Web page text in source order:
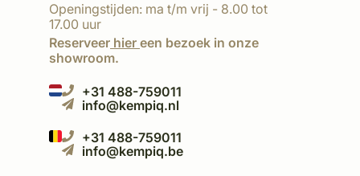
Openingstijden: ma t/m vrij - 8.00 tot
17.00 uur
Reserveer hier een bezoek in onze
showroom.
+31 488-759011
info@kempiq.nl
+31 488-759011
info@kempiq.be